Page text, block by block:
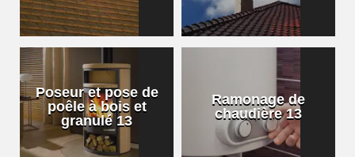
Poseur et pose de
poêle à bois et
granulé 13
Ramonage de
chaudière 13